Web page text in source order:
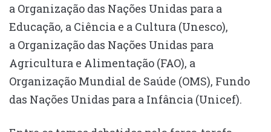
a Organização das Nações Unidas para a
Educação, a Ciência e a Cultura (Unesco),
a Organização das Nações Unidas para
Agricultura e Alimentação (FAO), a
Organização Mundial de Saúde (OMS), Fundo
das Nações Unidas para a Infância (Unicef).